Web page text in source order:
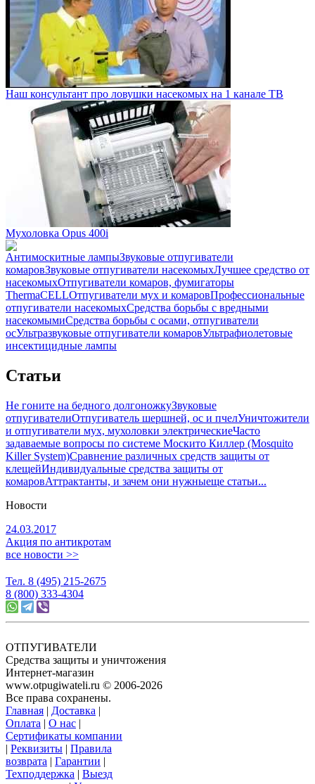
Наш консультант про ловушки насекомых на 1 канале ТВ
Мухоловка Opus 400i
Антимоскитные лампыЗвуковые отпугиватели
комаровЗвуковые отпугиватели насекомыхЛучшее средство от
насекомыхОтпугиватели комаров, фумигаторы
ThermaCELLОтпугиватели мух и комаровПрофессиональные
отпугиватели насекомыхСредства борьбы с вредными
насекомымиСредства борьбы с осами, отпугиватели
осУльтразвуковые отпугиватели комаровУльтрафиолетовые
инсектицидные лампы
Статьи
Не гоните на бедного долгоножкуЗвуковые
отпугивателиОтпугиватель шершней, ос и пчелУничтожители
и отпугиватели мух, мухоловки электрическиеЧасто
задаваемые вопросы по системе Москито Киллер (Mosquito
Killer System)Сравнение различных средств защиты от
клещейИндивидуальные средства защиты от
комаровАттрактанты, и зачем они нужныеще статьи...
Новости
24.03.2017
Акция по антикротам
все новости >>
Тел. 8 (495) 215-2675
8 (800) 333-4304
ОТПУГИВАТЕЛИ
Средства защиты и уничтожения
Интернет-магазин
www.otpugiwateli.ru © 2006-2026
Все права сохранены.
Главная | Доставка |
Оплата | О нас |
Сертификаты компании
| Реквизиты | Правила
возврата | Гарантии |
Техподдержка | Выезд